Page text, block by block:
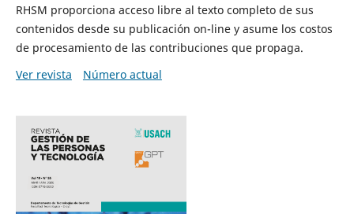
RHSM proporciona acceso libre al texto completo de sus
contenidos desde su publicación on-line y asume los costos
de procesamiento de las contribuciones que propaga.
Ver revista
Número actual